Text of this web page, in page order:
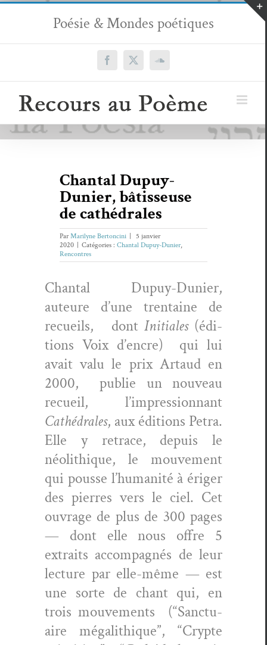
Passer
contenu
Poésie & Mondes poétiques
Facebook
X SoundCloud
Chantal Dupuy-
Dunier, bâtisseuse
de cathédrales
ParMarilyne Bertoncini
5 janvier
2020
Catégories : Chantal Dupuy-Dunier,
Rencontres
Chan­tal Dupuy-Dunier,
auteure d’une trentaine de
recueils, dont Ini­tiales(édi­
tions Voix d’en­cre) qui lui
avait valu le prix Artaud en
2000, pub­lie un nou­veau
recueil, l’im­pres­sion­nant
Cathé­drales, aux édi­tions Petra.
Elle y retrace, depuis le
néolithique, le mou­ve­ment
qui pousse l’hu­man­ité à ériger
des pier­res vers le ciel. Cet
ouvrage de plus de 300 pages
— dont elle nous offre 5
extraits accom­pa­g­nés de leur
lec­ture par elle-même — est
une sorte de chant qui, en
trois mou­ve­ments (“Sanc­tu­
aire mégalithique”, “Crypte